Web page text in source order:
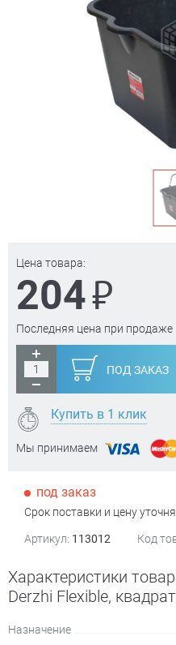
Цена товара:
204₽
Последняя цена при продаже
ПОД ЗАКАЗ
Купить в 1 клик
Мы принимаем
под заказ
Срок поставки и цену
Артикул: 113012 Код
Характеристики
Derzhi Flexible,
Назначение